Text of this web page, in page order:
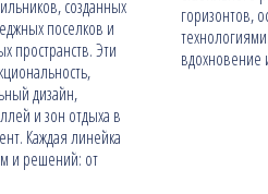
созданных
поселков и
пространств. Эти
дизайн,
и зон отдыха в
Каждая линейка
и решений: от
горизонтов,